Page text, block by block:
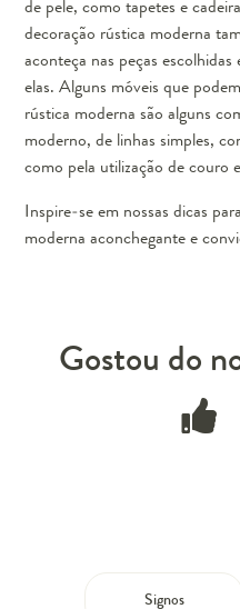
de pele, como tapetes e
decoração rústica moderna
aconteça nas peças
elas. Alguns móveis que
rústica moderna são alguns
moderno, de linhas simples,
como pela utilização de couro
Inspire-se em nossas dicas
moderna aconchegante e
Gostou do
Signos